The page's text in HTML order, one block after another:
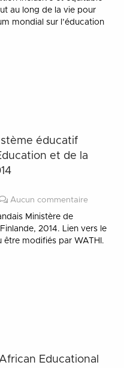
au long de la vie pour
mondial sur l’éducation
éducatif
et de la
Aucun commentaire
Ministère de
2014. Lien vers le
modifiés par WATHI.
Educational